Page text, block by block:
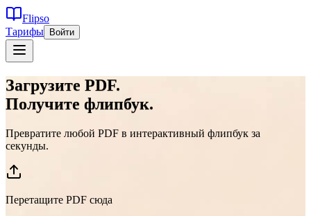
Flipso
Тарифы
Войти
Загрузите PDF.
Получите флипбук.
Превратите любой PDF в интерактивный флипбук за
секунды.
Перетащите PDF сюда